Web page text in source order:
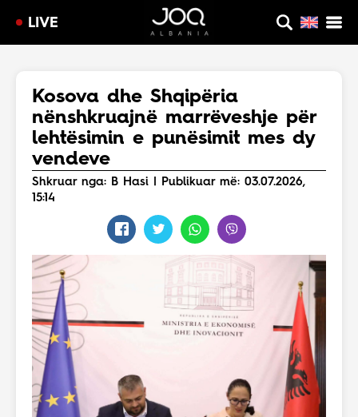
LIVE
Kosova dhe Shqipëria
nënshkruajnë marrëveshje për
lehtësimin e punësimit mes dy
vendeve
Shkruar nga: B Hasi | Publikuar më: 03.07.2026,
15:14